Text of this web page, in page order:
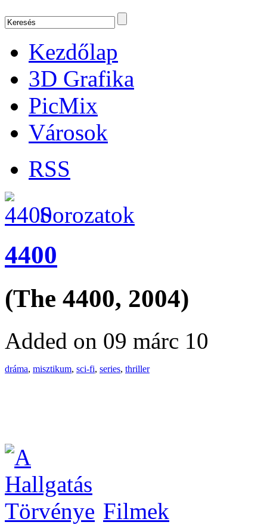
Kezdőlap
3D Grafika
PicMix
Városok
RSS
Sorozatok
4400
(The 4400, 2004)
Added on 09 márc 10
dráma, misztikum, sci-fi, series, thriller
Filmek